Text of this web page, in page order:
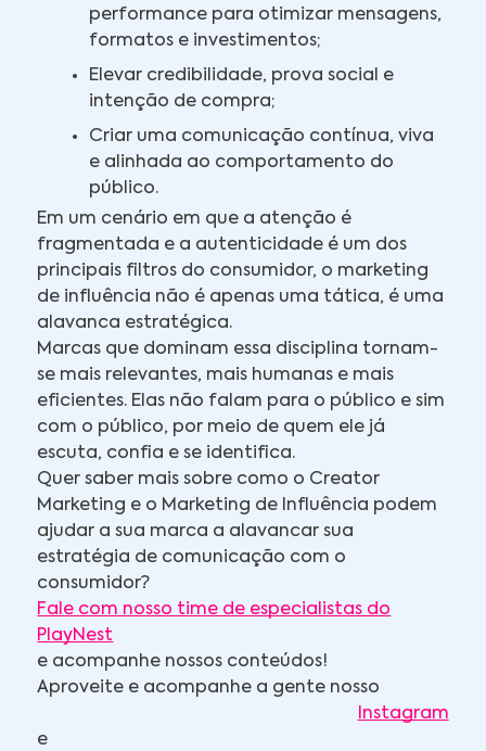
performance para otimizar mensagens,
formatos e investimentos;
Elevar credibilidade, prova social e
intenção de compra;
Criar uma comunicação contínua, viva
e alinhada ao comportamento do
público.
Em um cenário em que a atenção é
fragmentada e a autenticidade é um dos
principais filtros do consumidor, o marketing
de influência não é apenas uma tática, é uma
alavanca estratégica.
Marcas que dominam essa disciplina tornam-
se mais relevantes, mais humanas e mais
eficientes. Elas não falam para o público e sim
com o público, por meio de quem ele já
escuta, confia e se identifica.
Quer saber mais sobre como o Creator
Marketing e o Marketing de Influência podem
ajudar a sua marca a alavancar sua
estratégia de comunicação com o
consumidor?
Fale com nosso time de especialistas do
PlayNest
e acompanhe nossos conteúdos!
Aproveite e acompanhe a gente nosso
Instagram
e